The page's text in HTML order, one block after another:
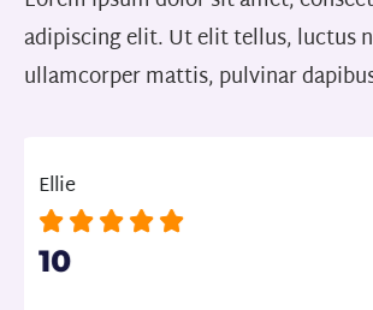
adipiscing elit. Ut elit tellus, luctus
ullamcorper mattis, pulvinar
Michael

10